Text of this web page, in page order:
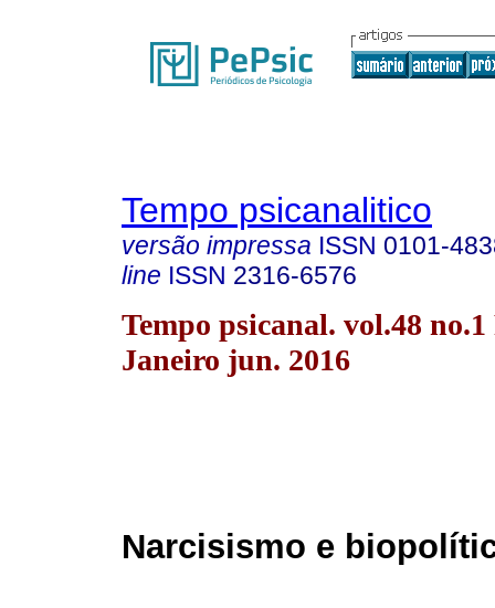
Tempo psicanalitico
versão impressa ISSN 0101-
line ISSN 2316-6576
Tempo psicanal. vol.48 no.1
Janeiro jun. 2016
Narcisismo e